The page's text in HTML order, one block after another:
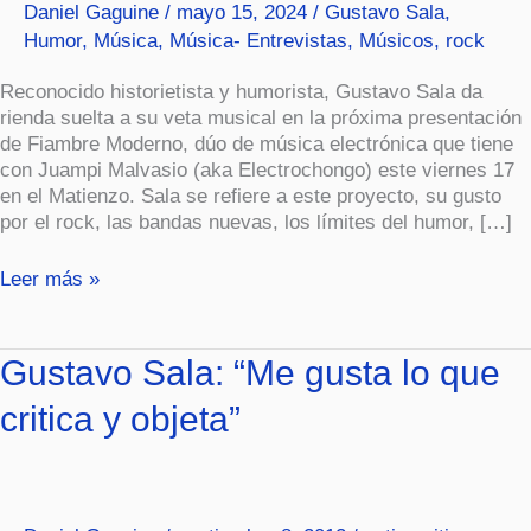
Daniel Gaguine / mayo 15, 2024 / Gustavo Sala,
Humor, Música, Música- Entrevistas, Músicos, rock
Reconocido historietista y humorista, Gustavo Sala da
rienda suelta a su veta musical en la próxima presentación
de Fiambre Moderno, dúo de música electrónica que tiene
con Juampi Malvasio (aka Electrochongo) este viernes 17
en el Matienzo. Sala se refiere a este proyecto, su gusto
por el rock, las bandas nuevas, los límites del humor, […]
canciones”.
Leer más »
Gustavo Sala: “Me gusta lo que
critica y objeta”
Gustavo
Sala:
“Me